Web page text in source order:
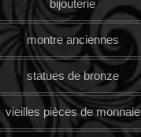
bijouterie
montre anciennes
statues de bronze
vieilles pièces de monnaie